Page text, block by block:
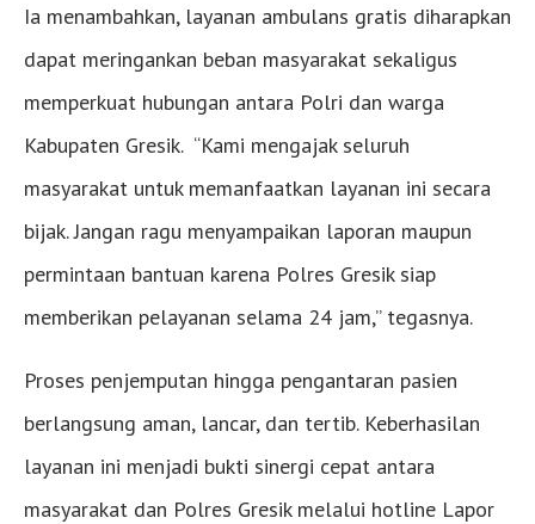
Ia menambahkan, layanan ambulans gratis diharapkan
dapat meringankan beban masyarakat sekaligus
memperkuat hubungan antara Polri dan warga
Kabupaten Gresik. “Kami mengajak seluruh
masyarakat untuk memanfaatkan layanan ini secara
bijak. Jangan ragu menyampaikan laporan maupun
permintaan bantuan karena Polres Gresik siap
memberikan pelayanan selama 24 jam,” tegasnya.
Proses penjemputan hingga pengantaran pasien
berlangsung aman, lancar, dan tertib. Keberhasilan
layanan ini menjadi bukti sinergi cepat antara
masyarakat dan Polres Gresik melalui hotline Lapor